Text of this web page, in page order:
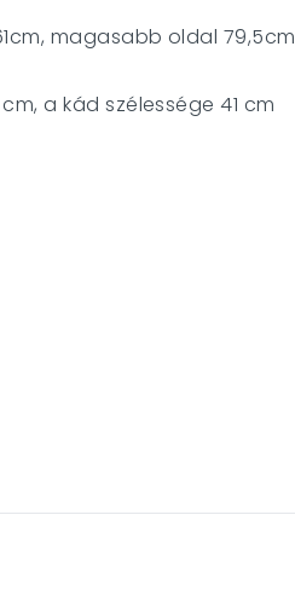
magasabb oldal 79,5cm
a kád szélessége 41 cm